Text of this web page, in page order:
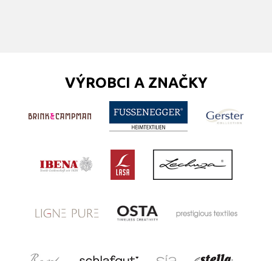
VÝROBCI A ZNAČKY